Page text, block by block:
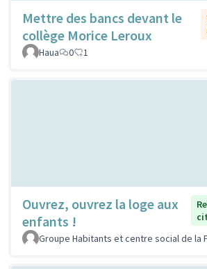
Mettre des bancs devant le
collège Morice Leroux
Haua
0 1
Ouvrez, ouvrez la loge aux
enfants !
Groupe Habitants et centre social de la